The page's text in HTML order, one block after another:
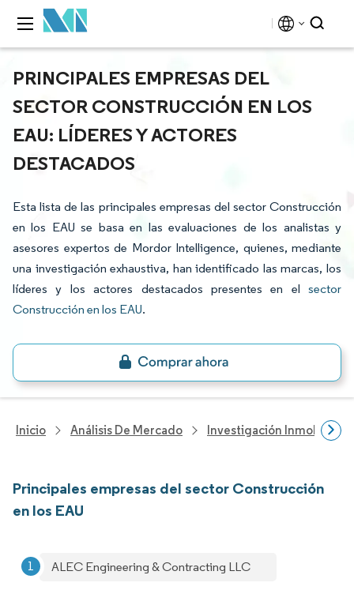
PRINCIPALES EMPRESAS DEL
SECTOR CONSTRUCCIÓN EN LOS
EAU: LÍDERES Y ACTORES
DESTACADOS
Esta lista de las principales empresas del sector Construcción
en los EAU se basa en las evaluaciones de los analistas y
asesores expertos de Mordor Intelligence, quienes, mediante
una investigación exhaustiva, han identificado las marcas, los
líderes y los actores destacados presentes en el sector
Construcción en los EAU.
Inicio Análisis De Mercado Investigación Inmobiliaria
Principales empresas del sector Construcción
en los EAU
ALEC Engineering & Contracting LLC